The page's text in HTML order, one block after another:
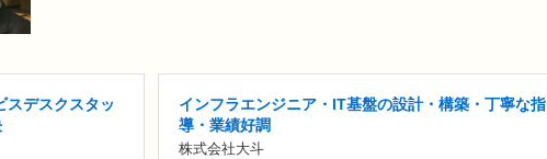
スデスクスタッ
インフラエンジニア・IT基盤の設計・構築・丁寧な指
導・業績好調
株式会社大斗